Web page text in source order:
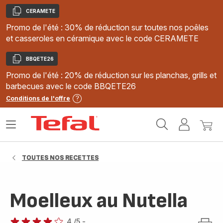
Copier
CERAMETE
Promo de l'été : 30% de réduction sur toutes nos poêles
et casseroles en céramique avec le code CERAMETE
Copier
BBQETE26
Promo de l'été : 20% de réduction sur les planchas, grills et
barbecues avec le code BBQETE26
Conditions de l'offre
MonMon
Ouvrir
TOUTES NOS RECETTES
Moelleux au Nutella
4 /5 -